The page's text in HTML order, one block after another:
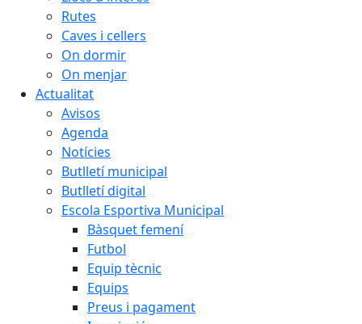
Rutes
Caves i cellers
On dormir
On menjar
Actualitat
Avisos
Agenda
Notícies
Butlletí municipal
Butlletí digital
Escola Esportiva Municipal
Bàsquet femení
Futbol
Equip tècnic
Equips
Preus i pagament